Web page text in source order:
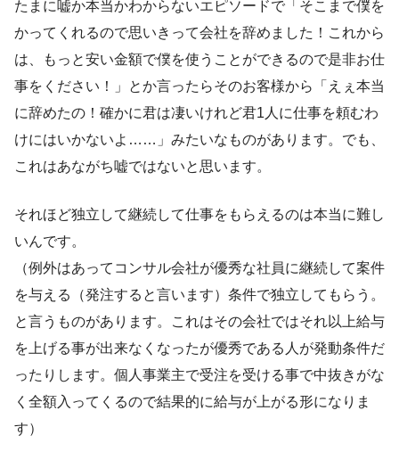
たまに嘘か本当かわからないエピソードで「そこまで僕を
かってくれるので思いきって会社を辞めました！これから
は、もっと安い金額で僕を使うことができるので是非お仕
事をください！」とか言ったらそのお客様から「えぇ本当
に辞めたの！確かに君は凄いけれど君1人に仕事を頼むわ
けにはいかないよ……」みたいなものがあります。でも、
これはあながち嘘ではないと思います。
それほど独立して継続して仕事をもらえるのは本当に難し
いんです。
（例外はあってコンサル会社が優秀な社員に継続して案件
を与える（発注すると言います）条件で独立してもらう。
と言うものがあります。これはその会社ではそれ以上給与
を上げる事が出来なくなったが優秀である人が発動条件だ
ったりします。個人事業主で受注を受ける事で中抜きがな
く全額入ってくるので結果的に給与が上がる形になりま
す）